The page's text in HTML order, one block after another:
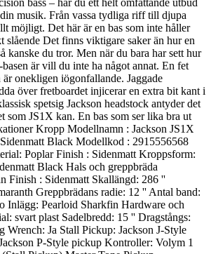
musik. Från vassa tydliga riff till djupa
möjligt. Det här är en bas som inte håller
slående Det finns viktigare saker än hur en
kanske du tror. Men när du bara har sett hur
är vill du inte ha något annat. En fet
onekligen iögonfallande. Jaggade
över fretboardet injicerar en extra bit kant i
spetsig Jackson headstock antyder det
som JS1X kan. En bas som ser lika bra ut
Kropp Modellnamn : Jackson JS1X
Black Modellkod : 2915556568
Poplar Finish : Sidenmatt Kroppsform:
Black Hals och greppbräda
Finish : Sidenmatt Skallängd: 286 ''
Greppbrädans radie: 12 '' Antal band:
Inlägg: Pearloid Sharkfin Hardware och
svart plast Sadelbredd: 15 '' Dragstångs:
Wrench: Ja Stall Pickup: Jackson J-Style
P-Style pickup Kontroller: Volym 1